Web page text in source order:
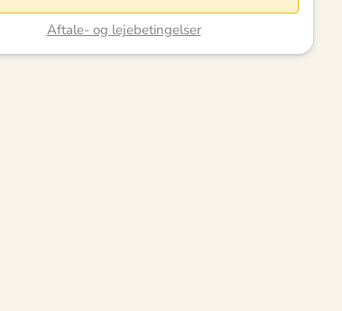
Aftale- og lejebetingelser